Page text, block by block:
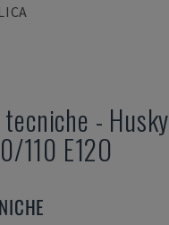
- Husky
110 E12O